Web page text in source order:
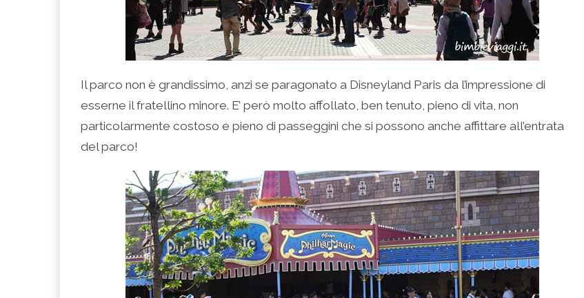
Il parco non è grandissimo, anzi se paragonato a Disneyland Paris da l’impressione di
esserne il fratellino minore. E’ però molto affollato, ben tenuto, pieno di vita, non
particolarmente costoso e pieno di passeggini che si possono anche affittare all’entrata
del parco!